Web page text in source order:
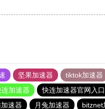
坚果加速器 tiktok加速器
连加速器 快连加速器官网入口
速器 月兔加速器 bitznet